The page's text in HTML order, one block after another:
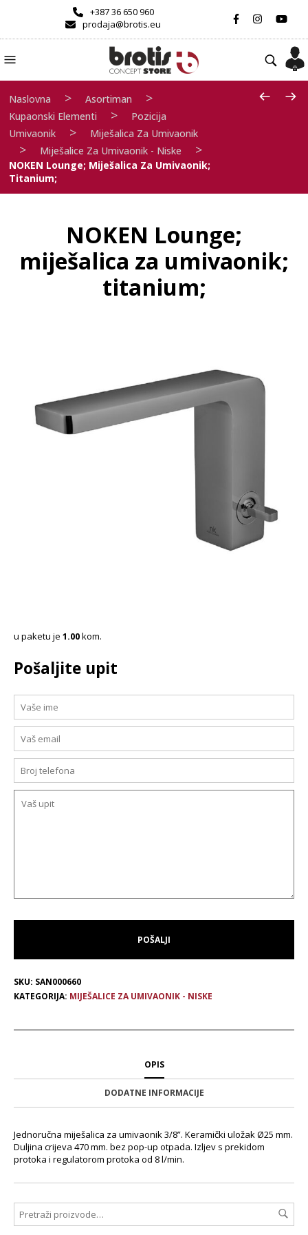
+387 36 650 960
prodaja@brotis.eu
Naslovna > Asortiman >
Kupaonski Elementi >
Pozicija
Umivaonik
> Miješalica Za Umivaonik
> Miješalice Za Umivaonik - Niske >
NOKEN Lounge; Miješalica Za Umivaonik;
Titanium;
NOKEN Lounge;
miješalica za umivaonik;
titanium;
u paketu je 1.00kom.
Pošaljite upit
SKU: SAN000660
KATEGORIJA: MIJEŠALICE ZA UMIVAONIK - NISKE
OPIS
DODATNE INFORMACIJE
Jednoručna miješalica za umivaonik 3/8”. Keramički uložak Ø25 mm.
Duljina crijeva 470 mm. bez pop-up otpada. Izljev s prekidom
protoka i regulatorom protoka od 8 l/min.